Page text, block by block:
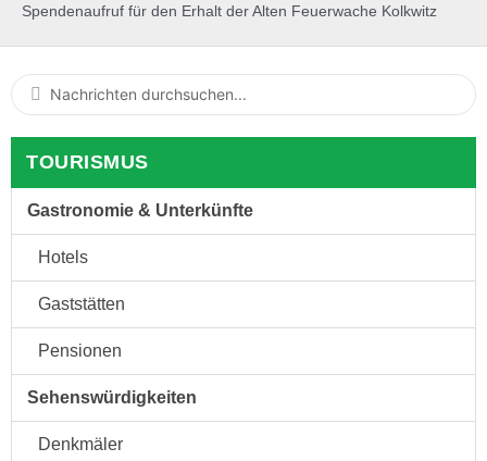
Spendenaufruf für den Erhalt der Alten Feuerwache Kolkwitz
TOURISMUS
Gastronomie & Unterkünfte
Hotels
Gaststätten
Pensionen
Sehenswürdigkeiten
Denkmäler